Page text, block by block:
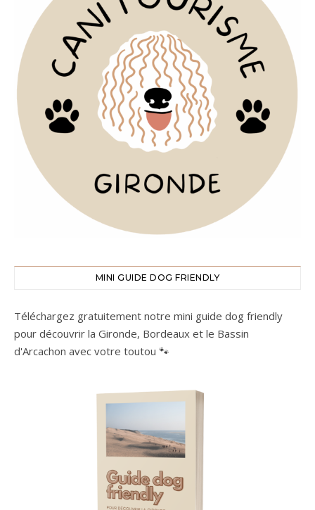
MINI GUIDE DOG FRIENDLY
Téléchargez gratuitement notre mini guide dog friendly
pour découvrir la Gironde, Bordeaux et le Bassin
d'Arcachon avec votre toutou 🐾